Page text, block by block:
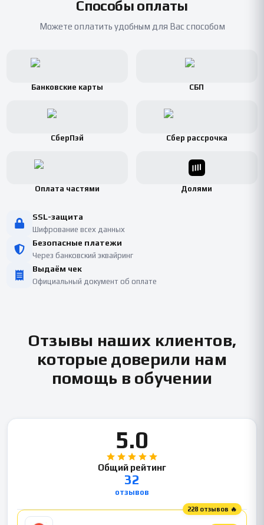
Способы оплаты
Можете оплатить удобным для Вас способом
Банковские карты СБП
СберПэй Сбер рассрочка
Оплата частями Долями
SSL-защита
Шифрование всех данных
Безопасные платежи
Через банковский эквайринг
Выдаём чек
Официальный документ об оплате
Отзывы наших клиентов,
которые доверили нам
помощь в обучении
5.0
Общий рейтинг
32
отзывов
228 отзывов 🔥